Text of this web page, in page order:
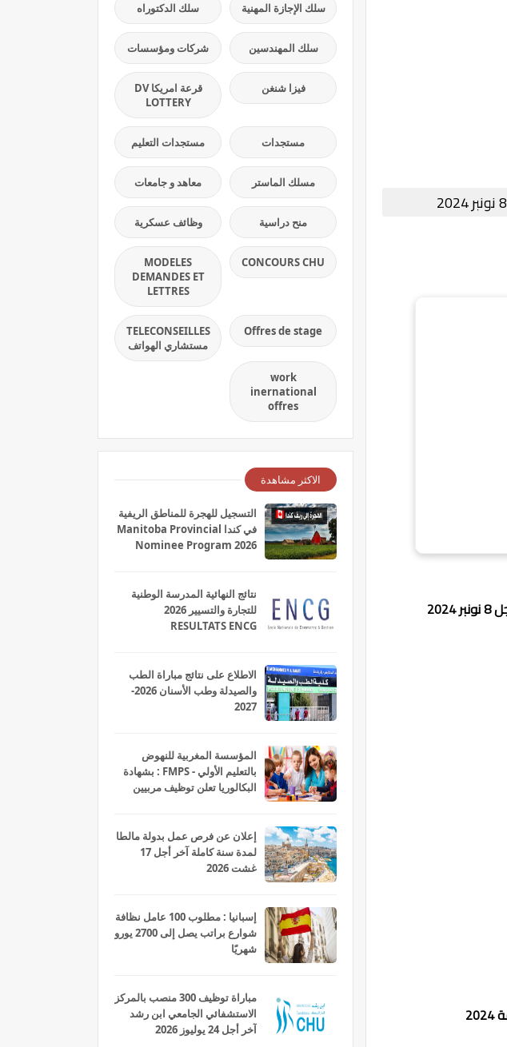
سلك الإجازة المهنية سلك الدكتوراه
سلك المهندسين شركات ومؤسسات
فيزا شنغن
قرعة امريكا DV
LOTTERY
مستجدات مستجدات التعليم
مسلك الماستر معاهد و جامعات
منح دراسية وظائف عسكرية
CONCOURS CHU
MODELES
DEMANDES ET
LETTRES
Offres de stage
TELECONSEILLES
مستشاري الهواتف
work
inernational
offres
الاكثر مشاهدة
التسجيل للهجرة للمناطق الريفية
في كندا Manitoba Provincial
Nominee Program 2026
نتائج النهائية المدرسة الوطنية
للتجارة والتسيير 2026
RESULTATS ENCG
الاطلاع على نتائج مباراة الطب
والصيدلة وطب الأسنان 2026-
2027
المؤسسة المغربية للنهوض
بالتعليم الأولي - FMPS : بشهادة
البكالوريا تعلن توظيف مربيين
إعلان عن فرص عمل بدولة مالطا
لمدة سنة كاملة آخر أجل 17
غشت 2026
إسبانيا : مطلوب 100 عامل نظافة
شوارع براتب يصل إلى 2700 يورو
شهريًا
مباراة توظيف 300 منصب بالمركز
الاستشفائي الجامعي ابن رشد
آخر أجل 24 يوليوز 2026